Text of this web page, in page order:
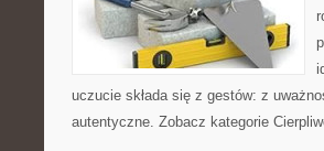
uczucie składa się z gestów: z
autentyczne. Zobacz kategorie